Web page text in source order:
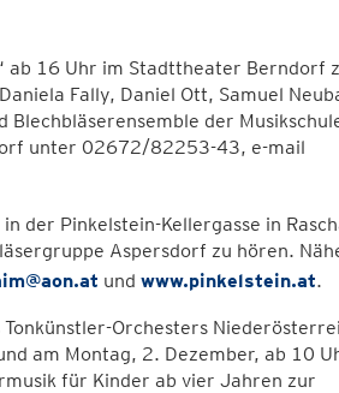
ab 16 Uhr im Stadttheater Berndorf
Fally, Daniel Ott, Samuel
der
unter 02672/82253-43, e-mail
der Pinkelstein-Kellergasse in
Aspersdorf zu hören.
und www.pinkelstein.at.
Orchesters
am Montag, 2. Dezember, ab 10
für Kinder ab vier Jahren zur